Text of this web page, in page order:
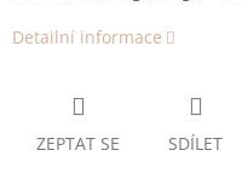
Detailní informace
ZEPTAT SE SDÍLET